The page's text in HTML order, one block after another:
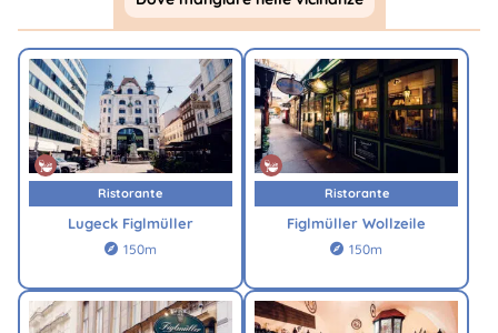
Ristorante
Lugeck Figlmüller
 150m
Ristorante
Figlmüller Wollzeile
 150m